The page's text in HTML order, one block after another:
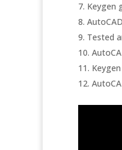
Keygen
Tested